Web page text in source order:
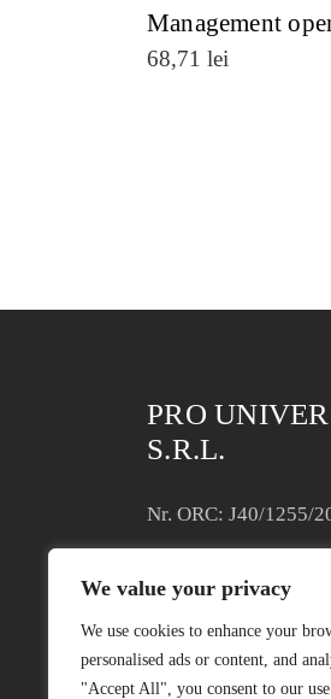
We value your privacy
We use cookies to enhance your
personalised ads or content, and
"Accept All", you consent to our
Management
68,71 lei
PRO
S.R.L.
Nr. ORC: J40/1255/
Condiții generale de